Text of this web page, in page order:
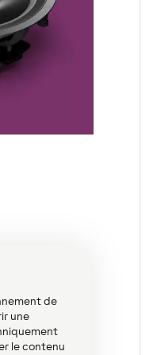
de
une
le contenu